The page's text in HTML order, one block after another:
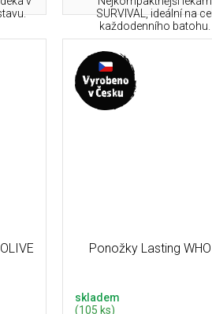
SURVIVAL, ideální na
každodenního batohu.
Ponožky Lasting
skladem
(105 ks)